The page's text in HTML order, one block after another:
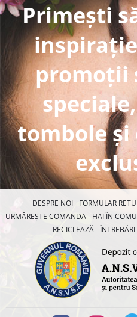
Primești
promoții
tombole
DESPRE NOI FORMULAR
URMĂREȘTE COMANDA
HAI ÎN
RECICLEAZĂ ÎNTREBĂRI